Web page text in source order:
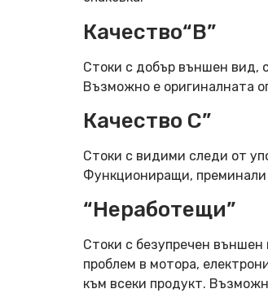
Качество“B”
Стоки с добър външен вид,
Възможно е оригиналната
Качество C”
Стоки с видими следи от
Функциониращи, преминали
“Неработещи”
Стоки с безупречен
проблем в мотора,
към всеки продукт.